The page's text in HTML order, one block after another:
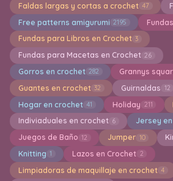
Faldas largas y cortas a crochet 47
Free patterns amigurumi 2195
Fundas para Libros en Crochet 3
Fundas para Macetas en Crochet 26
Gorros en crochet 282 Grannys
Guantes en crochet 32 Guirnaldas 12
Hogar en crochet 41 Holiday 211
Indiviaduales en crochet 6 Jersey
Juegos de Baño 12 Jumper 10
Knitting 1 Lazos en Crochet 2
Limpiadoras de maquillaje en crochet 4